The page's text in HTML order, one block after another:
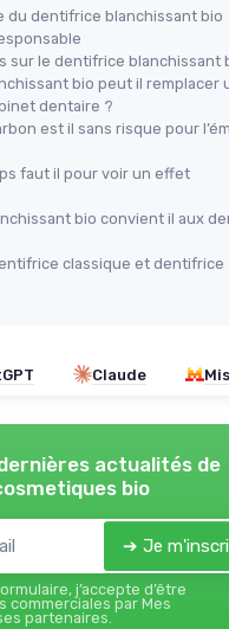
du dentifrice blanchissant bio
sur le dentifrice blanchissant
bio peut il remplacer
dentaire ?
est il sans risque pour
faut il pour voir un effet
bio convient il aux
classique et dentifrice
Claude
actualités de
bio
➔ Je
j’accepte d’être
commerciales par Mes
partenaires.